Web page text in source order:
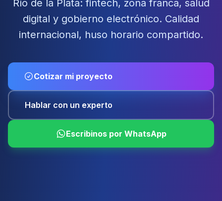
Río de la Plata: fintech, zona franca, salud
digital y gobierno electrónico. Calidad
internacional, huso horario compartido.
Cotizar mi proyecto
Hablar con un experto
Escribinos por WhatsApp